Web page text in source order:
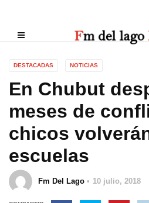
DESTACADAS NOTICIAS
En Chubut
meses de
chicos
escuelas
Fm Del Lago 10 julio, 2018